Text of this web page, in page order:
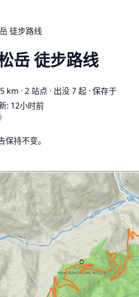
徒步路线
岳 徒步路线
km · 2 站点 · 出没 7 起 · 保存于
: 12小时前
持不变。